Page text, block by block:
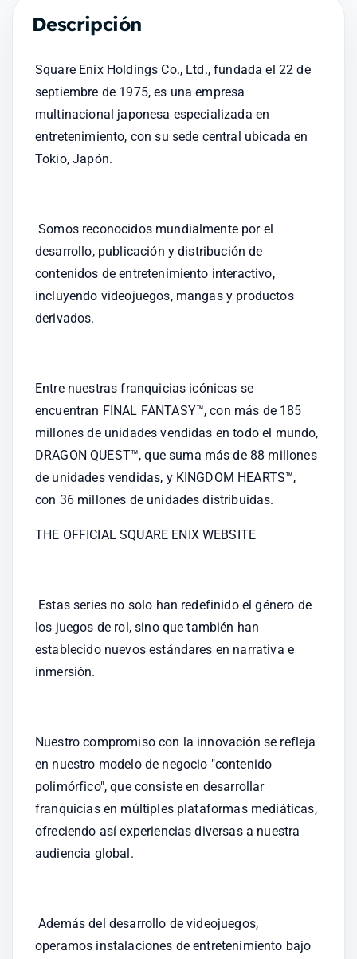
Descripción
Square Enix Holdings Co., Ltd., fundada el 22 de
septiembre de 1975, es una empresa
multinacional japonesa especializada en
entretenimiento, con su sede central ubicada en
Tokio, Japón.
Somos reconocidos mundialmente por el
desarrollo, publicación y distribución de
contenidos de entretenimiento interactivo,
incluyendo videojuegos, mangas y productos
derivados.
Entre nuestras franquicias icónicas se
encuentran FINAL FANTASY™, con más de 185
millones de unidades vendidas en todo el mundo,
DRAGON QUEST™, que suma más de 88 millones
de unidades vendidas, y KINGDOM HEARTS™,
con 36 millones de unidades distribuidas.
THE OFFICIAL SQUARE ENIX WEBSITE
Estas series no solo han redefinido el género de
los juegos de rol, sino que también han
establecido nuevos estándares en narrativa e
inmersión.
Nuestro compromiso con la innovación se refleja
en nuestro modelo de negocio "contenido
polimórfico", que consiste en desarrollar
franquicias en múltiples plataformas mediáticas,
ofreciendo así experiencias diversas a nuestra
audiencia global.
Además del desarrollo de videojuegos,
operamos instalaciones de entretenimiento bajo